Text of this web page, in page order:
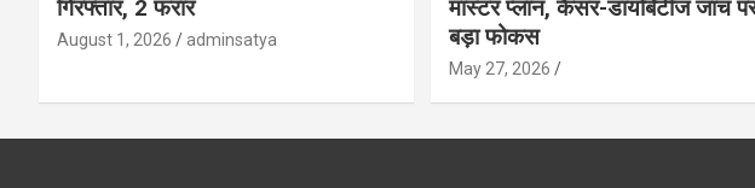
गिरफ्तार, 2 फरार
August 1, 2026 adminsatya
मास्टर प्लान, कैंसर-डायबिटीज जांच
बड़ा फोकस
May 27, 2026